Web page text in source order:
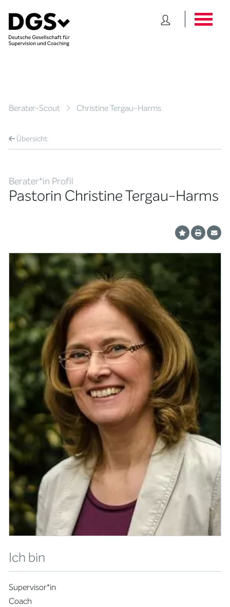
Berater-Scout Christine Tergau-Harms
Übersicht
Berater*in Profil
Pastorin Christine Tergau-Harms
Ich bin
Supervisor*in
Coach